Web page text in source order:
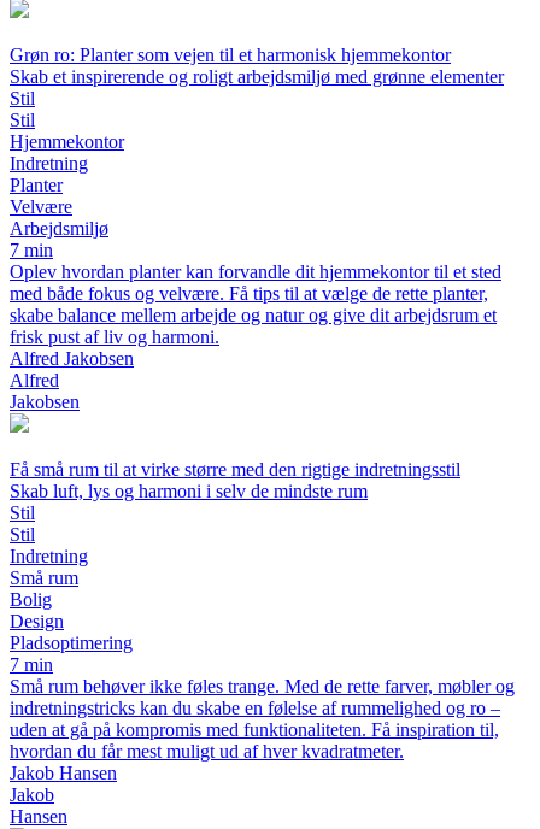
Grøn ro: Planter som vejen til et harmonisk hjemmekontor
Skab et inspirerende og roligt arbejdsmiljø med grønne elementer
Stil
Stil
Hjemmekontor
Indretning
Planter
Velvære
Arbejdsmiljø
7 min
Oplev hvordan planter kan forvandle dit hjemmekontor til et sted
med både fokus og velvære. Få tips til at vælge de rette planter,
skabe balance mellem arbejde og natur og give dit arbejdsrum et
frisk pust af liv og harmoni.
Alfred Jakobsen
Alfred
Jakobsen
Få små rum til at virke større med den rigtige indretningsstil
Skab luft, lys og harmoni i selv de mindste rum
Stil
Stil
Indretning
Små rum
Bolig
Design
Pladsoptimering
7 min
Små rum behøver ikke føles trange. Med de rette farver, møbler og
indretningstricks kan du skabe en følelse af rummelighed og ro –
uden at gå på kompromis med funktionaliteten. Få inspiration til,
hvordan du får mest muligt ud af hver kvadratmeter.
Jakob Hansen
Jakob
Hansen